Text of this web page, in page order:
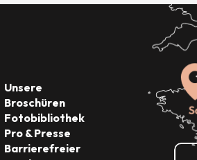
Unsere
Broschüren
Fotobibliothek
Pro & Presse
Barrierefreier